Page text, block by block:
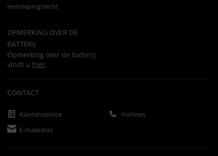
Herroepingsrecht
OPMERKING OVER DE
BATTERIJ
Opmerking over de batterij
vindt u hier.
CONTACT
Klantenservice
Hotlines
E-mailadres